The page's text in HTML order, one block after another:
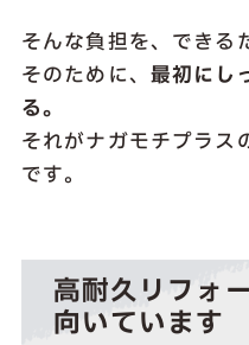
そんな負担を、できる
そのために、 最初にし
る。
それがナガモチプラス
です。
高耐久リフォ
向いています